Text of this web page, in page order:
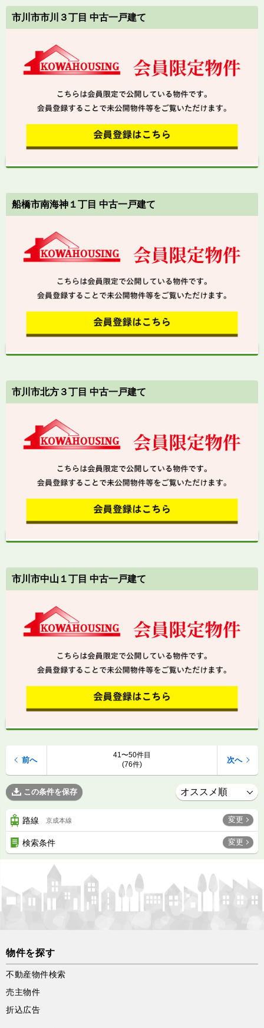
市川市市川３丁目 中古一戸建て
船橋市南海神１丁目 中古一戸建て
市川市北方３丁目 中古一戸建て
市川市中山１丁目 中古一戸建て
41〜50件目
(76件)
前へ 次へ
この条件を保存
路線 京成本線 変更
検索条件 変更
物件を探す
不動産物件検索
売主物件
折込広告